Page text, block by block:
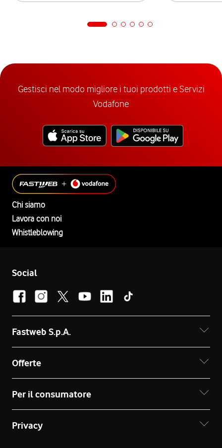
Gestisci nel modo migliore i tuoi prodotti e Servizi
Vodafone
Chi siamo
Lavora con noi
Whistleblowing
Social
Fastweb S.p.A.
Offerte
Per il consumatore
Privacy